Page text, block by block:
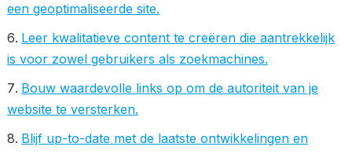
een geoptimaliseerde site.
Leer kwalitatieve content te creëren die aantrekkelijk
is voor zowel gebruikers als zoekmachines.
Bouw waardevolle links op om de autoriteit van je
website te versterken.
Blijf up-to-date met de laatste ontwikkelingen en